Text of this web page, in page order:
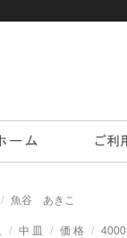
魚谷 あきこ
中 皿 価 格